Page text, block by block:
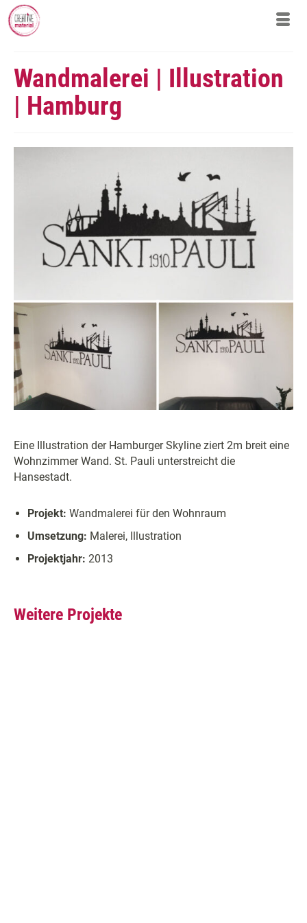
Wandmalerei | Illustration
| Hamburg
Eine Illustration der Hamburger Skyline ziert 2m breit eine
Wohnzimmer Wand. St. Pauli unterstreicht die
Hansestadt.
Projekt: Wandmalerei für den Wohnraum
Umsetzung: Malerei, Illustration
Projektjahr: 2013
Weitere Projekte